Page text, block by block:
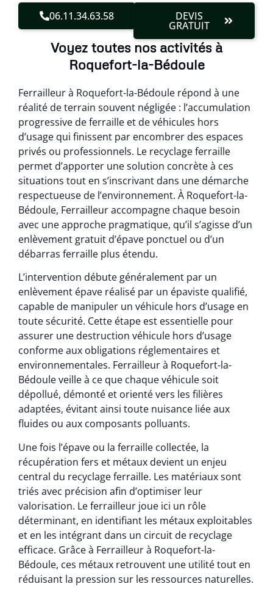
06.11.34.63.58 DEVIS
GRATUIT
Voyez toutes nos activités à
Roquefort-la-Bédoule
Ferrailleur à Roquefort-la-Bédoule répond à une
réalité de terrain souvent négligée : l’accumulation
progressive de ferraille et de véhicules hors
d’usage qui finissent par encombrer des espaces
privés ou professionnels. Le recyclage ferraille
permet d’apporter une solution concrète à ces
situations tout en s’inscrivant dans une démarche
respectueuse de l’environnement. À Roquefort-la-
Bédoule, Ferrailleur accompagne chaque besoin
avec une approche pragmatique, qu’il s’agisse d’un
enlèvement gratuit d’épave ponctuel ou d’un
débarras ferraille plus étendu.
L’intervention débute généralement par un
enlèvement épave réalisé par un épaviste qualifié,
capable de manipuler un véhicule hors d’usage en
toute sécurité. Cette étape est essentielle pour
assurer une destruction véhicule hors d’usage
conforme aux obligations réglementaires et
environnementales. Ferrailleur à Roquefort-la-
Bédoule veille à ce que chaque véhicule soit
dépollué, démonté et orienté vers les filières
adaptées, évitant ainsi toute nuisance liée aux
fluides ou aux composants polluants.
Une fois l’épave ou la ferraille collectée, la
récupération fers et métaux devient un enjeu
central du recyclage ferraille. Les matériaux sont
triés avec précision afin d’optimiser leur
valorisation. Le ferrailleur joue ici un rôle
déterminant, en identifiant les métaux exploitables
et en les intégrant dans un circuit de recyclage
efficace. Grâce à Ferrailleur à Roquefort-la-
Bédoule, ces métaux retrouvent une utilité tout en
réduisant la pression sur les ressources naturelles.